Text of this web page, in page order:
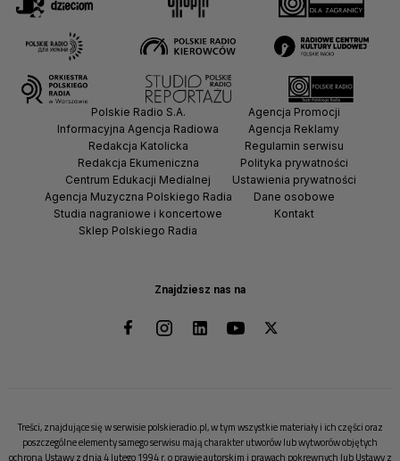
Znajdziesz nas na
Polskie Radio S.A.
Informacyjna Agencja Radiowa
Redakcja Katolicka
Redakcja Ekumeniczna
Centrum Edukacji Medialnej
Agencja Muzyczna Polskiego Radia
Studia nagraniowe i koncertowe
Sklep Polskiego Radia
Agencja Promocji
Agencja Reklamy
Regulamin serwisu
Polityka prywatności
Ustawienia prywatności
Dane osobowe
Kontakt
Treści, znajdujące się w serwisie polskieradio.pl, w tym wszystkie materiały i ich części oraz
poszczególne elementy samego serwisu mają charakter utworów lub wytworów objętych
ochroną Ustawy z dnia 4 lutego 1994 r. o prawie autorskim i prawach pokrewnych lub Ustawy z